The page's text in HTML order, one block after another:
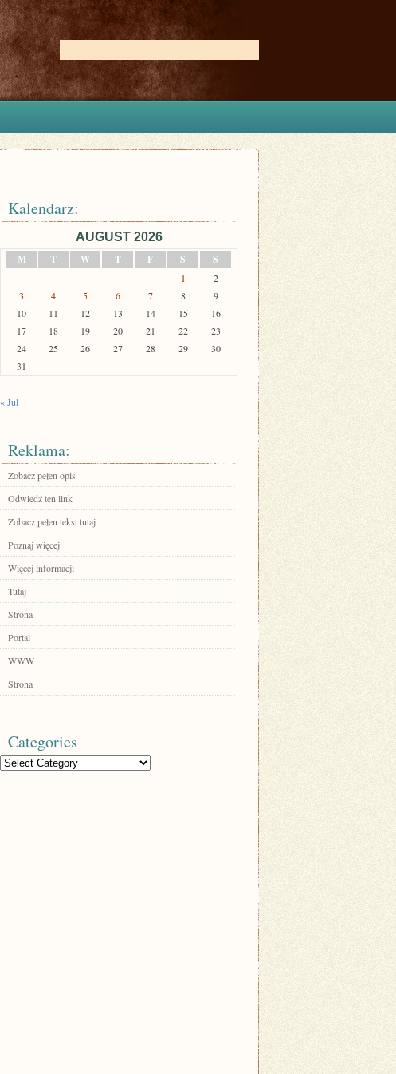
Kalendarz:
AUGUST 2026
M
T W T F S S
1
2
3
4 5 6 7 8
9
10
11 12 13 14 15
16
17
18 19 20 21 22
23
24
25 26 27 28 29
30
31
« Jul
Reklama:
Zobacz pełen opis
Odwiedź ten link
Zobacz pełen tekst tutaj
Poznaj więcej
Więcej informacji
Tutaj
Strona
Portal
WWW
Strona
Categories
Categories